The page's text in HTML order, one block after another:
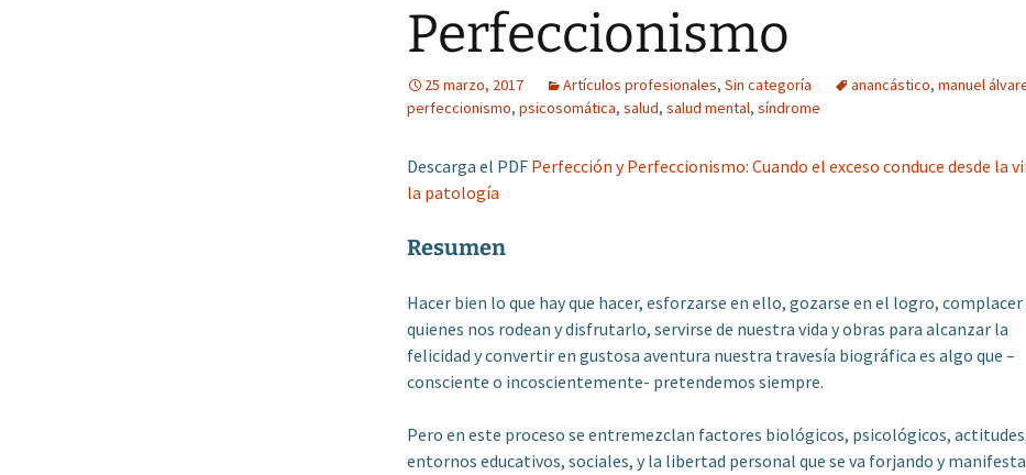
Perfeccionismo
25 marzo, 2017 Artículos profesionales, Sin categoría anancástico, manuel
perfeccionismo, psicosomática, salud, salud mental, síndrome
Descarga el PDF Perfección y Perfeccionismo: Cuando el exceso conduce desde la
la patología
Resumen
Hacer bien lo que hay que hacer, esforzarse en ello, gozarse en el logro, complacer
quienes nos rodean y disfrutarlo, servirse de nuestra vida y obras para alcanzar la
felicidad y convertir en gustosa aventura nuestra travesía biográfica es algo que –
consciente o incoscientemente- pretendemos siempre.
Pero en este proceso se entremezclan factores biológicos, psicológicos,
entornos educativos, sociales, y la libertad personal que se va forjando y